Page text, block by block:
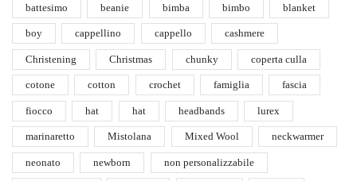
battesimo beanie bimba bimbo blanket
boy cappellino cappello cashmere
Christening Christmas chunky coperta culla
cotone cotton crochet famiglia fascia
fiocco hat hat headbands lurex
marinaretto Mistolana Mixed Wool neckwarmer
neonato newborn non personalizzabile